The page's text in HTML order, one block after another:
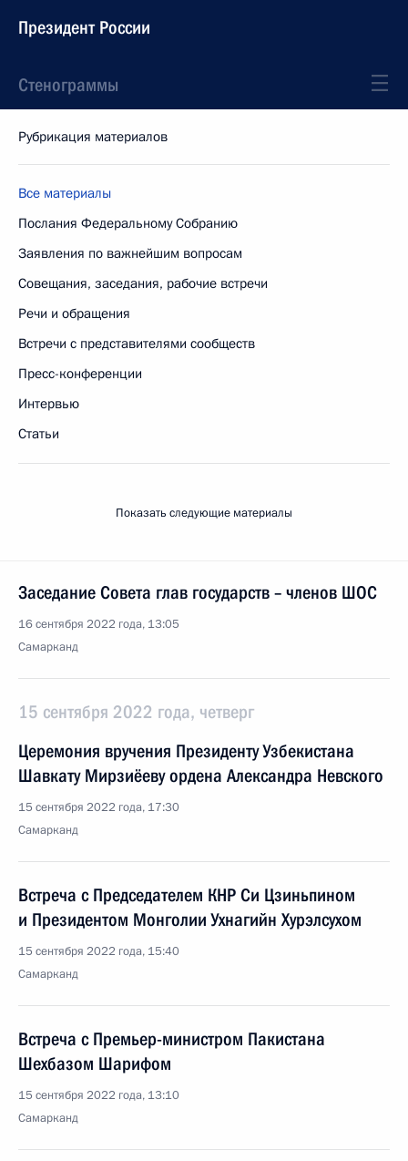
Президент России
Стенограммы
Рубрикация материалов
Все материалы
Послания Федеральному Собранию
Заявления по важнейшим вопросам
Совещания, заседания, рабочие встречи
Речи и обращения
Встречи с представителями сообществ
Пресс-конференции
Интервью
Статьи
Показать следующие материалы
Заседание Совета глав государств – членов ШОС
16 сентября 2022 года, 13:05
Самарканд
15 сентября 2022 года, четверг
Церемония вручения Президенту Узбекистана
Шавкату Мирзиёеву ордена Александра Невского
15 сентября 2022 года, 17:30
Самарканд
Встреча с Председателем КНР Си Цзиньпином
и Президентом Монголии Ухнагийн Хурэлсухом
15 сентября 2022 года, 15:40
Самарканд
Встреча с Премьер-министром Пакистана
Шехбазом Шарифом
15 сентября 2022 года, 13:10
Самарканд